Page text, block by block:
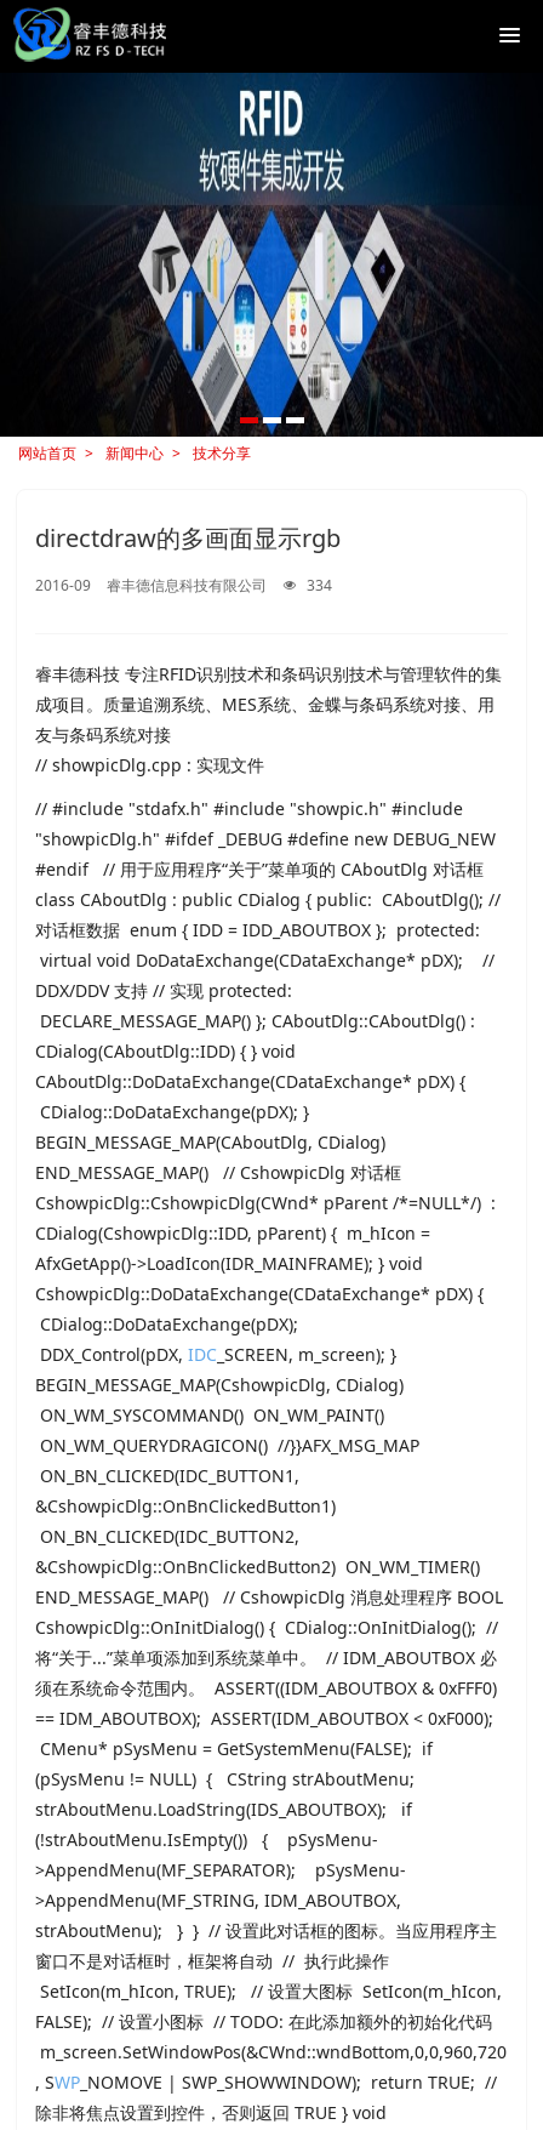
网站首页 新闻中心 技术分享
directdraw的多画面显示rgb
2016-09 睿丰德信息科技有限公司 334
睿丰德科技 专注RFID识别技术和条码识别技术与管理软件的集
成项目。质量追溯系统、MES系统、金蝶与条码系统对接、用
友与条码系统对接
// showpicDlg.cpp : 实现文件
// #include "stdafx.h" #include "showpic.h" #include
"showpicDlg.h" #ifdef _DEBUG #define new DEBUG_NEW
#endif // 用于应用程序“关于”菜单项的 CAboutDlg 对话框
class CAboutDlg : public CDialog { public: CAboutDlg(); //
对话框数据 enum { IDD = IDD_ABOUTBOX }; protected:
virtual void DoDataExchange(CDataExchange* pDX); //
DDX/DDV 支持 // 实现 protected:
DECLARE_MESSAGE_MAP() }; CAboutDlg::CAboutDlg() :
CDialog(CAboutDlg::IDD) { } void
CAboutDlg::DoDataExchange(CDataExchange* pDX) {
CDialog::DoDataExchange(pDX); }
BEGIN_MESSAGE_MAP(CAboutDlg, CDialog)
END_MESSAGE_MAP() // CshowpicDlg 对话框
CshowpicDlg::CshowpicDlg(CWnd* pParent /*=NULL*/) :
CDialog(CshowpicDlg::IDD, pParent) { m_hIcon =
AfxGetApp()->LoadIcon(IDR_MAINFRAME); } void
CshowpicDlg::DoDataExchange(CDataExchange* pDX) {
CDialog::DoDataExchange(pDX);
DDX_Control(pDX,IDC _SCREEN, m_screen); }
BEGIN_MESSAGE_MAP(CshowpicDlg, CDialog)
ON_WM_SYSCOMMAND() ON_WM_PAINT()
ON_WM_QUERYDRAGICON() //}}AFX_MSG_MAP
ON_BN_CLICKED(IDC_BUTTON1,
&CshowpicDlg::OnBnClickedButton1)
ON_BN_CLICKED(IDC_BUTTON2,
&CshowpicDlg::OnBnClickedButton2) ON_WM_TIMER()
END_MESSAGE_MAP() // CshowpicDlg 消息处理程序 BOOL
CshowpicDlg::OnInitDialog() { CDialog::OnInitDialog(); //
将“关于...”菜单项添加到系统菜单中。 // IDM_ABOUTBOX 必
须在系统命令范围内。 ASSERT((IDM_ABOUTBOX & 0xFFF0)
== IDM_ABOUTBOX); ASSERT(IDM_ABOUTBOX < 0xF000);
CMenu* pSysMenu = GetSystemMenu(FALSE); if
(pSysMenu != NULL) { CString strAboutMenu;
strAboutMenu.LoadString(IDS_ABOUTBOX); if
(!strAboutMenu.IsEmpty()) { pSysMenu-
>AppendMenu(MF_SEPARATOR); pSysMenu-
>AppendMenu(MF_STRING, IDM_ABOUTBOX,
strAboutMenu); } } // 设置此对话框的图标。当应用程序主
窗口不是对话框时，框架将自动 // 执行此操作
SetIcon(m_hIcon, TRUE); // 设置大图标 SetIcon(m_hIcon,
FALSE); // 设置小图标 // TODO: 在此添加额外的初始化代码
m_screen.SetWindowPos(&CWnd::wndBottom,0,0,960,720
, SWP _NOMOVE | SWP_SHOWWINDOW); return TRUE; //
除非将焦点设置到控件，否则返回 TRUE } void